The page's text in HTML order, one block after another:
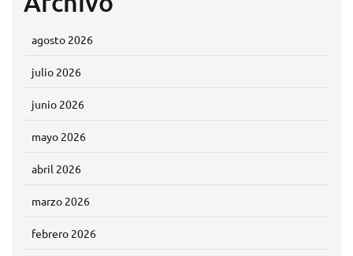
agosto 2026
julio 2026
junio 2026
mayo 2026
abril 2026
marzo 2026
febrero 2026